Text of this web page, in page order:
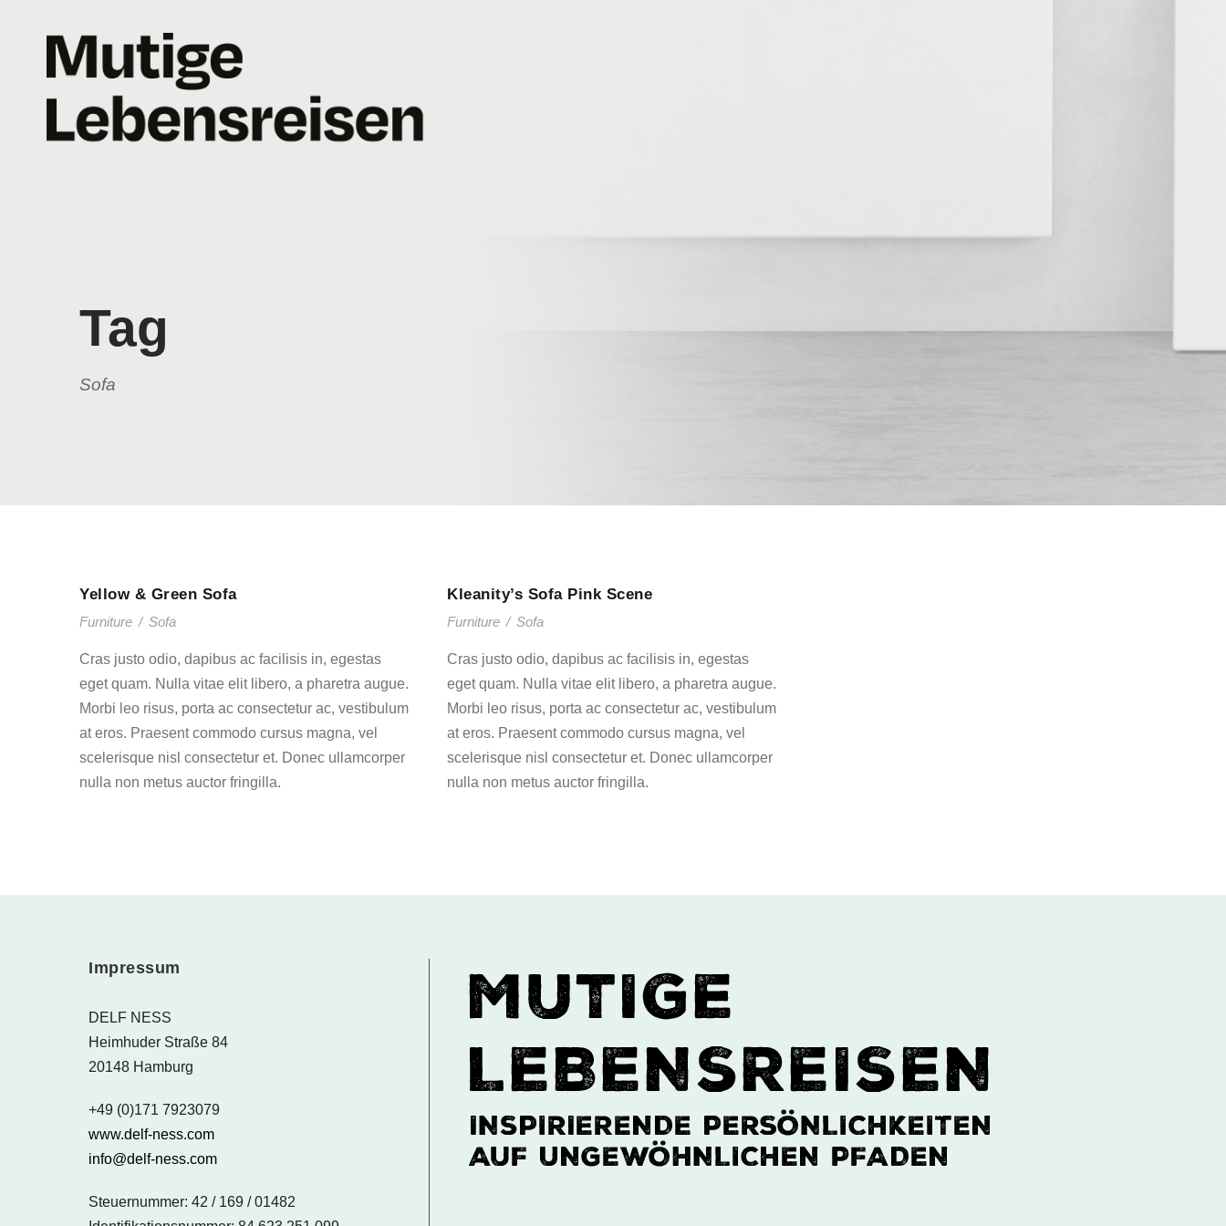
Tag
Sofa
Yellow & Green Sofa
Furniture / Sofa
Cras justo odio, dapibus ac facilisis in, egestas
eget quam. Nulla vitae elit libero, a pharetra augue.
Morbi leo risus, porta ac consectetur ac, vestibulum
at eros. Praesent commodo cursus magna, vel
scelerisque nisl consectetur et. Donec ullamcorper
nulla non metus auctor fringilla.
Kleanity’s Sofa Pink Scene
Furniture / Sofa
Cras justo odio, dapibus ac facilisis in, egestas
eget quam. Nulla vitae elit libero, a pharetra augue.
Morbi leo risus, porta ac consectetur ac, vestibulum
at eros. Praesent commodo cursus magna, vel
scelerisque nisl consectetur et. Donec ullamcorper
nulla non metus auctor fringilla.
Impressum
DELF NESS
Heimhuder Straße 84
20148 Hamburg
+49 (0)171 7923079
www.delf-ness.com
info@delf-ness.com
Steuernummer: 42 / 169 / 01482